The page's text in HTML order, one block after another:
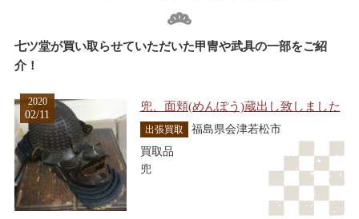
七ツ堂が買い取らせていただいた甲冑や武具の一部をご紹
介！
兜、面頬(めんぽう)蔵出し致しました
出張買取
福島県会津若松市
買取品
兜
2020
02/11